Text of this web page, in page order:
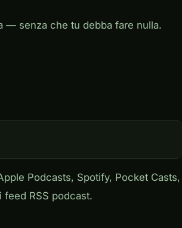
— senza che tu debba fare nulla.
Podcasts, Spotify, Pocket Casts,
feed RSS podcast.